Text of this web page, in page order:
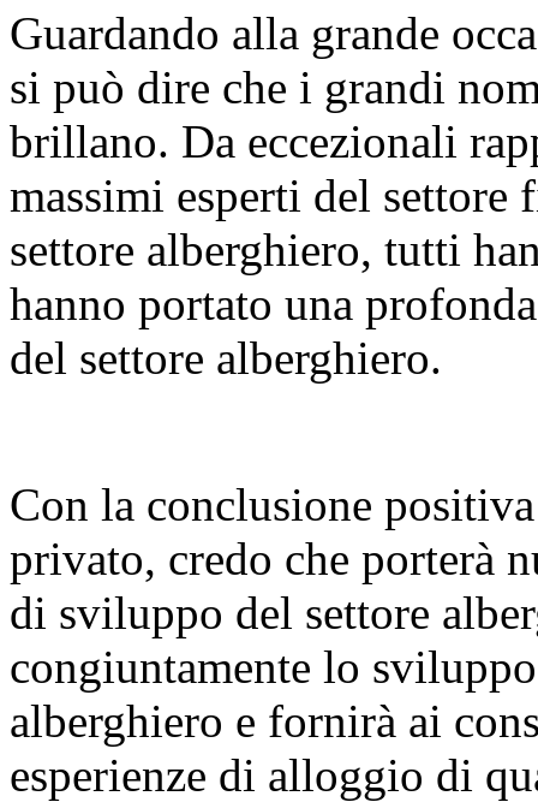
Guardando alla grande
si può dire che i grandi
brillano. Da eccezionali
massimi esperti del
settore alberghiero, tutti
hanno portato una
del settore alberghiero.
Con la conclusione
privato, credo che porterà
di sviluppo del settore
congiuntamente lo
alberghiero e fornirà ai
esperienze di alloggio di